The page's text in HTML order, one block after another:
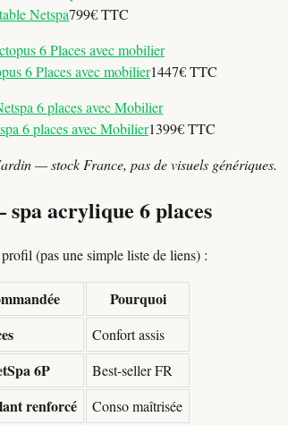
Netspa799€ TTC
6 Places avec mobilier1447€ TTC
6 places avec Mobilier1399€ TTC
— stock France, pas de visuels génériques.
acrylique 6 places
(pas une simple liste de liens) :
Pourquoi
Confort assis
6P
Best-seller FR
renforcé Conso maîtrisée